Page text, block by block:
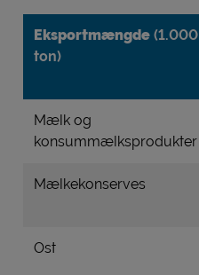
Eksportmængde (1.000
ton)
Mælk og
konsummælksprodukter
Mælkekonserves
Ost